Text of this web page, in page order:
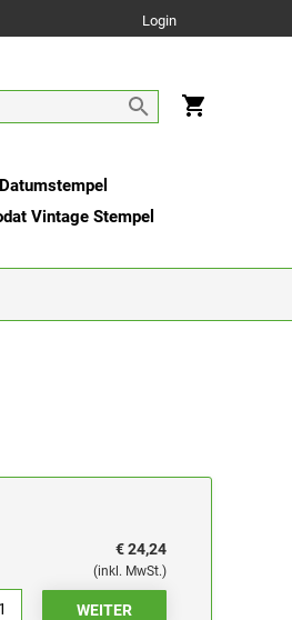
Login
Vintage Stempel
€ 24,24
(inkl. MwSt.)